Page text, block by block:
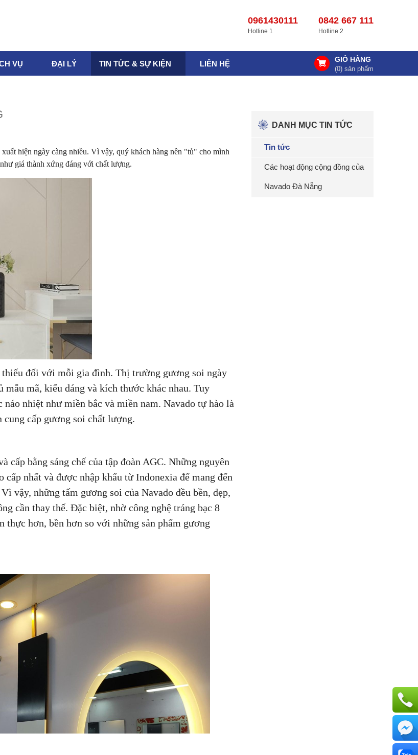
0961430111
Hotline 1
0842 667 111
Hotline 2
VỤ ĐẠI LÝ TIN TỨC & SỰ KIỆN LIÊN HỆ GIỎ HÀNG
(0) sản phẩm
hiện ngày càng nhiều. Vì vậy, quý khách hàng nên "tủ" cho mình
giá thành xứng đáng với chất lượng.
đối với mỗi gia đình. Thị trường gương soi ngày
mã, kiểu dáng và kích thước khác nhau. Tuy
nhiệt như miền bắc và miền nam. Navado tự hào là
cấp gương soi chất lượng.
cấp bằng sáng chế của tập đoàn AGC. Những nguyên
nhất và được nhập khẩu từ Indonexia để mang đến
vậy, những tấm gương soi của Navado đều bền, đẹp,
cần thay thế. Đặc biệt, nhờ công nghệ tráng bạc 8
thực hơn, bền hơn so với những sản phẩm gương
DANH MỤC TIN TỨC
Tin tức
Các hoạt động cộng đồng của
Navado Đà Nẵng